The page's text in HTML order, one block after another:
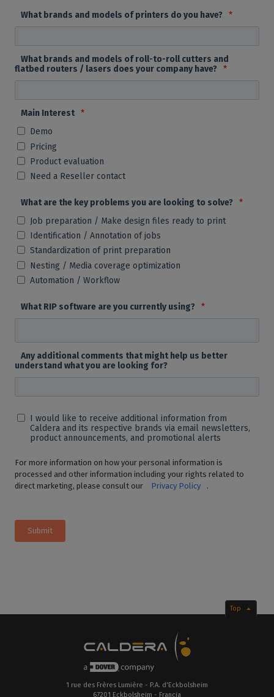
What brands and models of printers do you have? *
What brands and models of roll-to-roll cutters and
flatbed routers / lasers does your company have? *
Main Interest *
Demo
Pricing
Product evaluation
Need a Reseller contact
What are the key problems you are looking to solve? *
Job preparation / Make design files ready to print
Identification / Annotation of jobs
Standardization of print preparation
Nesting / Media coverage optimization
Automation / Workflow
What RIP software are you currently using? *
Any additional comments that might help us better
understand what you are looking for?
I would like to receive additional information from
Caldera and its respective brands via email newsletters,
product announcements, and promotional alerts
For more information on how your personal information is
processed and other information including your rights related to
direct marketing, please consult our
Privacy Policy .
Submit
Top
1 rue des Frères Lumière - P.A. d'Eckbolsheim
67201 Eckbolsheim - Francia